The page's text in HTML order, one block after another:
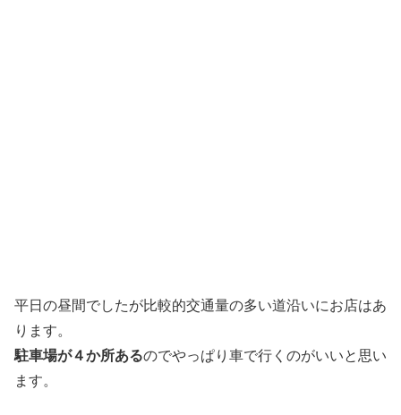
平日の昼間でしたが比較的交通量の多い道沿いにお店はあ
ります。
駐車場が４か所あるのでやっぱり車で行くのがいいと思い
ます。